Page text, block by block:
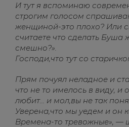
И тут я вспоминаю
строгим голосом
женщиной-это плохо? Или
считаете что сделать
смешно?».
Господи,что тут со
Прям почуял неладное и
что не то имелось в виду,
любит... и мол,вы не так
Уверена,что мы уедем и он
Времена-то тревожные», —